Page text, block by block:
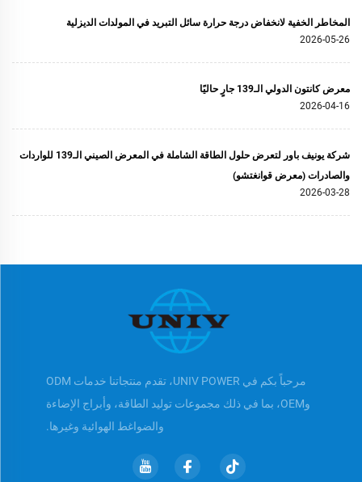
المخاطر الخفية لانخفاض درجة حرارة سائل التبريد في المولدات الديزلية
2026-05-26
معرض كانتون الدولي الـ139 جارٍ حاليًا
2026-04-16
شركة يونيف باور لتعرض حلول الطاقة الشاملة في المعرض الصيني الـ139 للواردات
والصادرات (معرض قوانغتشو)
2026-03-28
مرحباً بكم في UNIV POWER، تقدم منتجاتنا خدمات ODM
وOEM، بما في ذلك مجموعات توليد الطاقة، وأبراج الإضاءة
والضواغط الهوائية وغيرها.